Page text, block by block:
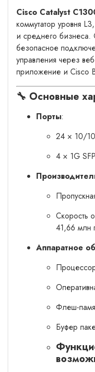
Cisco Catalyst
коммутатор уровня
и среднего
безопасное
управления через
приложение и Cisco
🔧 Основные
Порты:
24 × 10/
4 × 1G
Скорость
41,66 млн
Аппаратное
Флеш-
Буфер